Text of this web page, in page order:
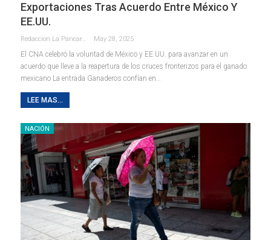
Exportaciones Tras Acuerdo Entre México Y
EE.UU.
Redaccion La Pancarta De Quintana Roo May 28, 2025
El CNA celebró la voluntad de México y EE.UU. para avanzar en un
acuerdo que lleve a la reapertura de los cruces fronterizos para el ganado
mexicano La entrada Ganaderos confían en…
LEE MAS...
NACIÓN